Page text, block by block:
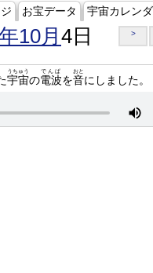
お宝データ 宇宙カレン
10月 4日 >
宇宙
うちゅう
の電波
でんぱ
を音
おと
にしました。